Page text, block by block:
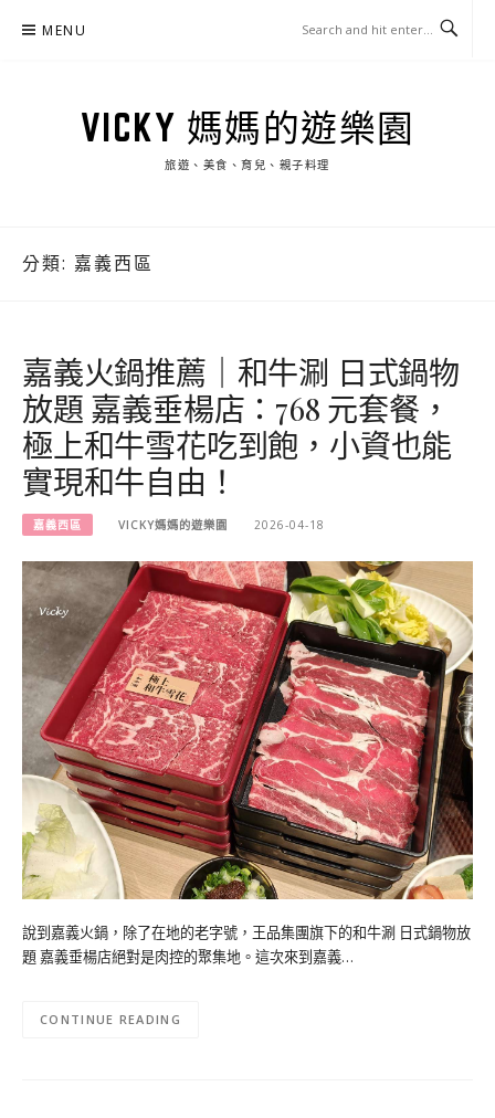
MENU
VICKY 媽媽的遊樂園
旅遊、美食、育兒、親子料理
分類: 嘉義西區
嘉義火鍋推薦｜和牛涮 日式鍋物
放題 嘉義垂楊店：768 元套餐，
極上和牛雪花吃到飽，小資也能
實現和牛自由！
嘉義西區 VICKY媽媽的遊樂園 2026-04-18
說到嘉義火鍋，除了在地的老字號，王品集團旗下的和牛涮 日式鍋物放
題 嘉義垂楊店絕對是肉控的聚集地。這次來到嘉義…
CONTINUE READING